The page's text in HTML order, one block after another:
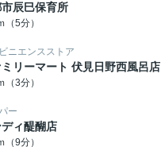
辰巳保育所
（5分）
ニエンスストア
リーマート 伏見日野西風呂店
（3分）
ー
ィ醍醐店
（9分）